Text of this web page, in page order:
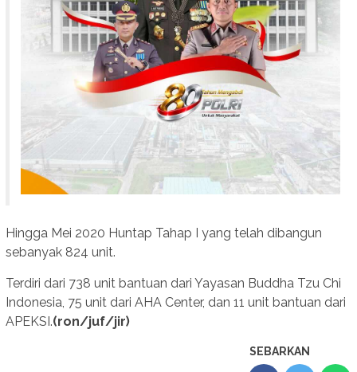
Hingga Mei 2020 Huntap Tahap I yang telah dibangun
sebanyak 824 unit.
Terdiri dari 738 unit bantuan dari Yayasan Buddha Tzu Chi
Indonesia, 75 unit dari AHA Center, dan 11 unit bantuan dari
APEKSI.(ron/juf/jir)
SEBARKAN